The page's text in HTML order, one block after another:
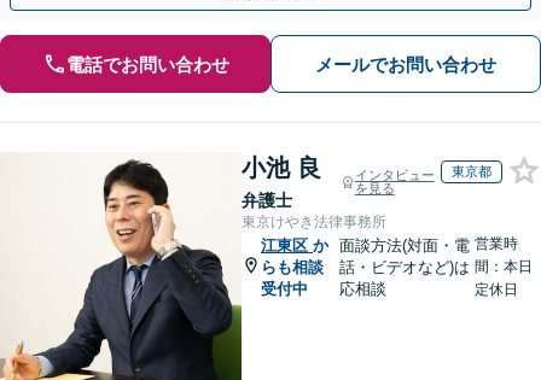
電話でお問い合わせ メールでお問い合わせ
小池 良
弁護士
インタビュー
を見る
東京都
東京けやき法律事務所
江東区 か
らも相談
受付中
面談方法(対面・電
話・ビデオなど)は
応相談
営業時
間：本日
定休日